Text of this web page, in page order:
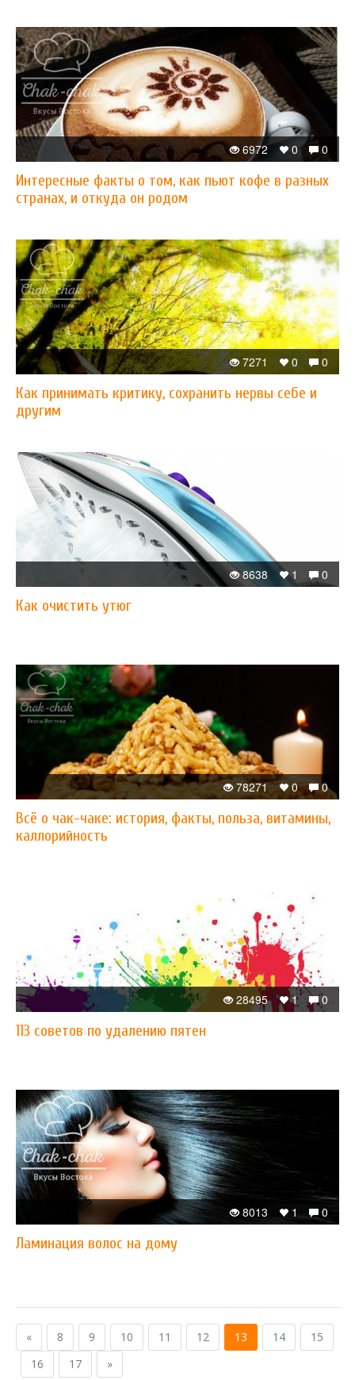
0
0
6972
Интересные факты о том, как пьют кофе в разных
странах, и откуда он родом
0
0
7271
Как принимать критику, сохранить нервы себе и
другим
0
1
8638
Как очистить утюг
0
0
78271
Всё о чак-чаке: история, факты, польза, витамины,
каллорийность
0
1
28495
113 советов по удалению пятен
0
1
8013
Ламинация волос на дому
« 8 9 10 11 12 13 14
15
16
17 »